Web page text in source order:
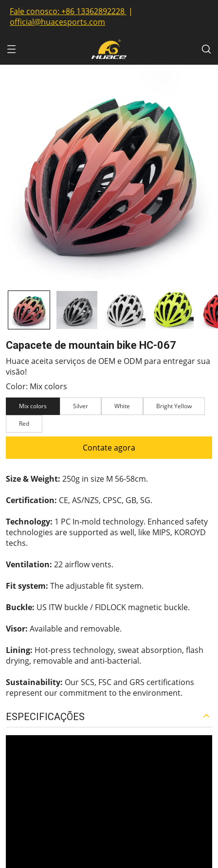
Fale conosco: +86 13362892228 |
official@huacesports.com
Capacete de mountain bike HC-067
Huace aceita serviços de OEM e ODM para entregar sua
visão!
Color: Mix colors
Mix colors Silver White Bright Yellow
Red
Contate agora
Size & Weight: 250g in size M 56-58cm.
Certification: CE, AS/NZS, CPSC, GB, SG.
Technology: 1 PC In-mold technology. Enhanced safety
technologies are supported as well, like MIPS, KOROYD
techs.
Ventilation: 22 airflow vents.
Fit system: The adjustable fit system.
Buckle: US ITW buckle / FIDLOCK magnetic buckle.
Visor: Available and removable.
Lining: Hot-press technology, sweat absorption, flash
drying, removable and anti-bacterial.
Sustainability: Our SCS, FSC and GRS certifications
represent our commitment to the environment.
ESPECIFICAÇÕES